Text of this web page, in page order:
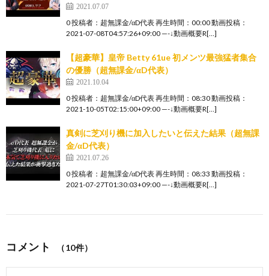
2021.07.07
0 投稿者：超無課金/αD代表 再生時間：00:00 動画投稿：
2021-07-08T04:57:26+09:00 —-↓動画概要R[…]
【超豪華】皇帝 Betty 61ue 初メンツ最強猛者集合
の優勝（超無課金/αD代表）
2021.10.04
0 投稿者：超無課金/αD代表 再生時間：08:30 動画投稿：
2021-10-05T02:15:00+09:00 —-↓動画概要R[…]
真剣に芝刈り機に加入したいと伝えた結果（超無課
金/αD代表）
2021.07.26
0 投稿者：超無課金/αD代表 再生時間：08:33 動画投稿：
2021-07-27T01:30:03+09:00 —-↓動画概要R[…]
コメント （10件）